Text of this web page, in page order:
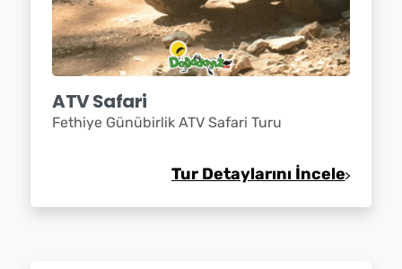
ATV Safari
Fethiye Günübirlik ATV Safari Turu
Tur Detaylarını İncele